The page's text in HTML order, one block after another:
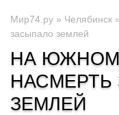
Мир74.ру » Челябинск
засыпало землей
НА ЮЖНОМ
ЗЕМЛЕЙ